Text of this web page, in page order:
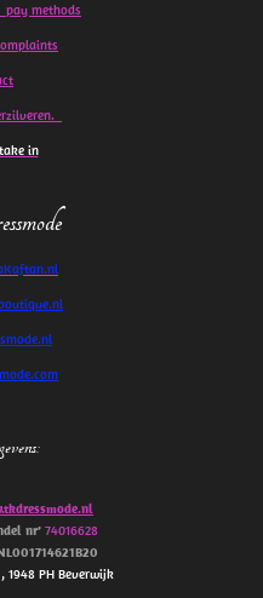
methods
in
:
nr’ 74016628
1948 PH Beverwijk